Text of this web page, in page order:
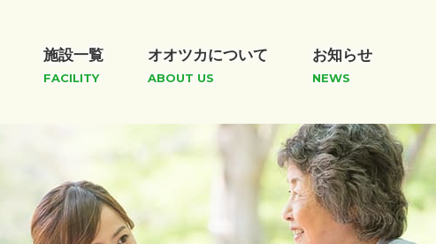
施設一覧
FACILITY
オオツカについて
ABOUT US
お知らせ
NEWS